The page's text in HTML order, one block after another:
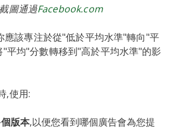
圖通過Facebook.com
應該專注於從"低於平均水準"轉向"平
平均"分數轉移到"高於平均水準"的影
,使用:
版本,以便您看到哪個廣告會為您提